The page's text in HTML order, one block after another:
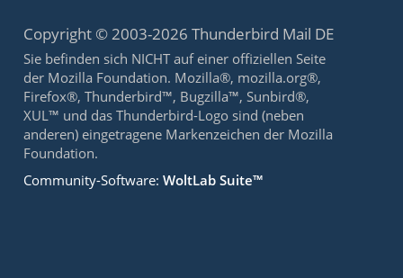
Copyright © 2003-2026 Thunderbird Mail DE
Sie befinden sich NICHT auf einer offiziellen Seite
der Mozilla Foundation. Mozilla®, mozilla.org®,
Firefox®, Thunderbird™, Bugzilla™, Sunbird®,
XUL™ und das Thunderbird-Logo sind (neben
anderen) eingetragene Markenzeichen der Mozilla
Foundation.
Community-Software:WoltLab Suite™